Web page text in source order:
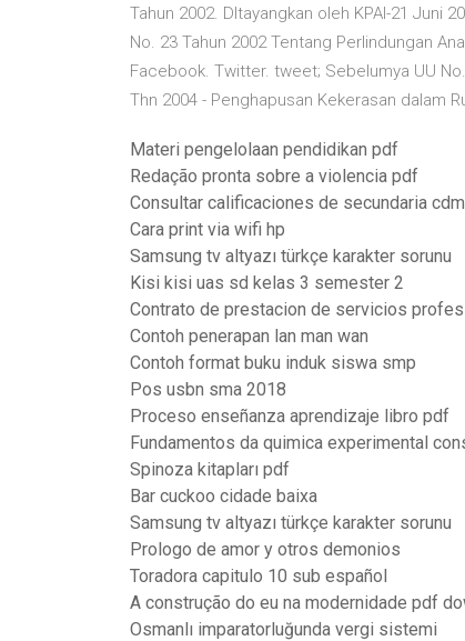
Tahun 2002. DItayangkan oleh KPAI-21 Juni
No. 23 Tahun 2002 Tentang Perlindungan
Facebook. Twitter. tweet; Sebelumya UU
Thn 2004 - Penghapusan Kekerasan dalam
Materi pengelolaan pendidikan pdf
Redação pronta sobre a violencia pdf
Consultar calificaciones de secundaria
Cara print via wifi hp
Samsung tv altyazı türkçe karakter sorunu
Kisi kisi uas sd kelas 3 semester 2
Contrato de prestacion de servicios
Contoh penerapan lan man wan
Contoh format buku induk siswa smp
Pos usbn sma 2018
Proceso enseñanza aprendizaje libro pdf
Fundamentos da quimica experimental
Spinoza kitapları pdf
Bar cuckoo cidade baixa
Samsung tv altyazı türkçe karakter sorunu
Prologo de amor y otros demonios
Toradora capitulo 10 sub español
A construção do eu na modernidade pdf
Osmanlı imparatorluğunda vergi sistemi